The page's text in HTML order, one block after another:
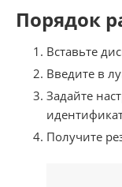
Порядок
Вставьте
Введите в
Задайте
Получите